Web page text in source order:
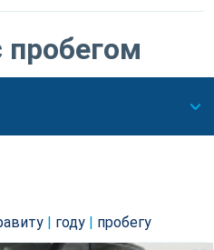
пробегом
году пробегу